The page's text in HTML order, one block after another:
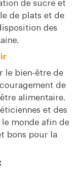
de sucre et
de plats et de
des
le bien-être de
de
alimentaire.
et des
monde afin de
bons pour la